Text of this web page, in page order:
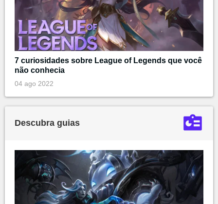
7 curiosidades sobre League of Legends que você
não conhecia
04 ago 2022
Descubra guias